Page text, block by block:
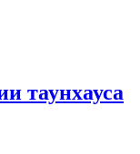
таунхауса